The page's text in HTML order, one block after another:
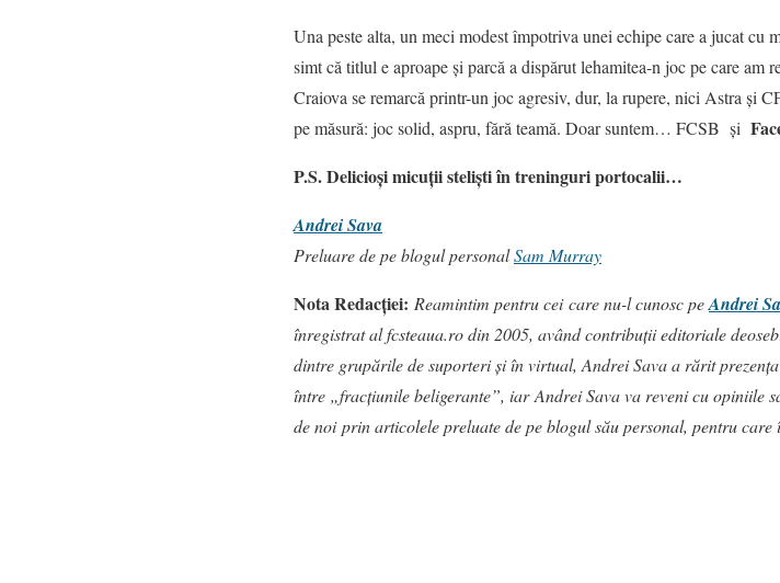
Una peste alta, un meci modest împotriva unei echipe care a jucat cu
simt că titlul e aproape și parcă a dispărut lehamitea-n joc pe care
Craiova se remarcă printr-un joc agresiv, dur, la rupere, nici Astra și
pe măsură: joc solid, aspru, fără teamă. Doar suntem… FCSB și
P.S. Delicioși micuții steliști în treninguri portocalii…
Andrei Sava
Preluare de pe blogul personalSam Murray
NotaRedacției: Reamintim pentru cei care nu-l cunosc peAndrei
înregistrat al fcsteaua.ro din 2005, având contribuții editoriale
dintre grupările de suporteri și în virtual, Andrei Sava a rărit
între „fracțiunile beligerante”, iar Andrei Sava va reveni cu opiniile
de noi prin articolele preluate de pe blogul său personal, pentru care